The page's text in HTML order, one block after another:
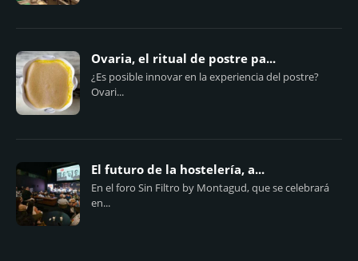
Ovaria, el ritual de postre pa...
¿Es posible innovar en la experiencia del postre?
Ovari...
El futuro de la hostelería, a...
En el foro Sin Filtro by Montagud, que se celebrará
en...